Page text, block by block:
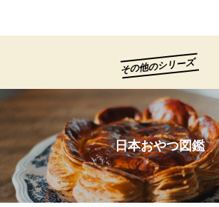
その他のシリーズ
日本おやつ図鑑